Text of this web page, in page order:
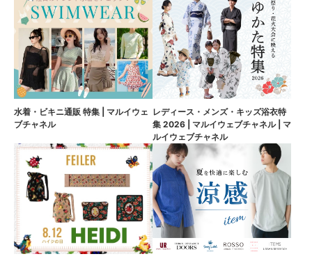
水着・ビキニ通販 特集 | マルイウェ
ブチャネル
レディース・メンズ・キッズ浴衣特
集 2026 | マルイウェブチャネル | マ
ルイウェブチャネル